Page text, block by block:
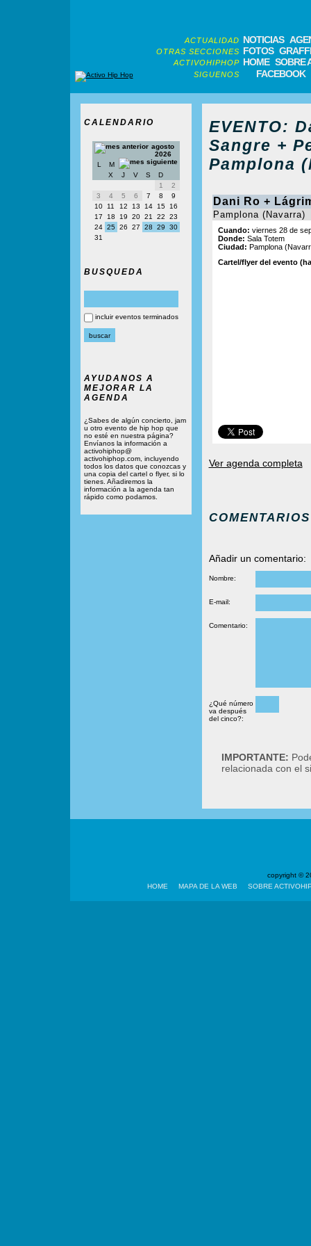
ACTUALIDAD NOTICIAS
OTRAS SECCIONES FOTOS
ACTIVOHIPHOP HOME SOBRE
SIGUENOS FACEBOOK
CALENDARIO
agosto
2026
L
M
X
J V S
D
1
2
3
4 5 6 7 8
9
10
11 12 13 14 15
16
17
18 19 20 21 22
23
24 25 26 27 28 29
30
31
BUSQUEDA
incluir eventos terminados
AYUDANOS A
MEJORAR LA
AGENDA
¿Sabes de algún concierto, jam
u otro evento de hip hop que
no esté en nuestra página?
Envíanos la información a
activohiphop@
activohiphop.com, incluyendo
todos los datos que conozcas y
una copia del cartel o flyer, si lo
tienes. Añadiremos la
información a la agenda tan
rápido como podamos.
EVENTO:
Sangre +
Pamplona
Dani Ro +
Pamplona (Navarra)
Cuando: viernes 28 de
Donde: Sala Totem
Ciudad: Pamplona
Cartel/flyer del evento
Ver agenda completa
COMENTARIOS
Añadir un comentario:
Nombre:
E-mail:
Comentario:
¿Qué número
va después
del cinco?:
IMPORTANTE:
relacionada con el
copyright ©
HOME
MAPA DE LA WEB SOBRE